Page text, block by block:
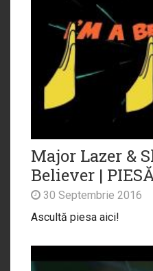
Major Lazer &
Believer |
30 Septembrie 2016
Ascultă piesa aici!